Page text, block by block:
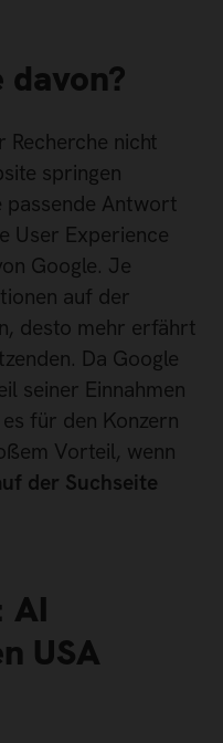
Recherche nicht
springen
passende Antwort
User Experience
Google. Je
auf der
desto mehr erfährt
Da Google
seiner Einnahmen
für den Konzern
Vorteil, wenn
der Suchseite
AI
USA